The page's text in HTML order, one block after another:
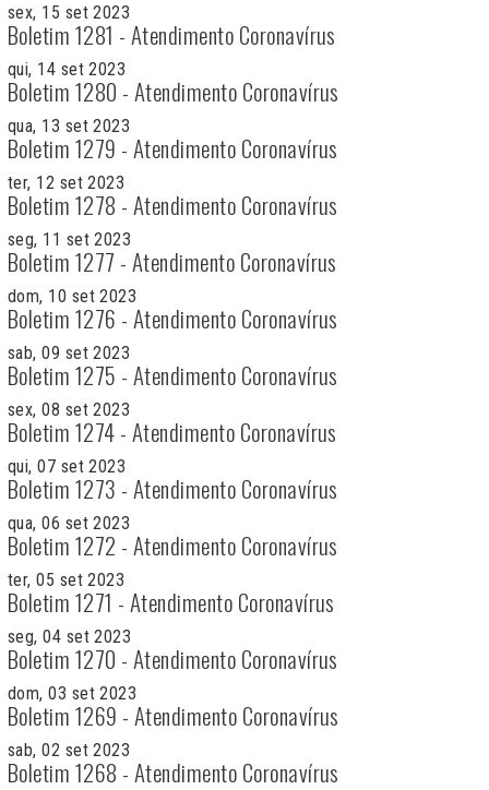
sex, 15 set 2023
Boletim 1281 - Atendimento Coronavírus
qui, 14 set 2023
Boletim 1280 - Atendimento Coronavírus
qua, 13 set 2023
Boletim 1279 - Atendimento Coronavírus
ter, 12 set 2023
Boletim 1278 - Atendimento Coronavírus
seg, 11 set 2023
Boletim 1277 - Atendimento Coronavírus
dom, 10 set 2023
Boletim 1276 - Atendimento Coronavírus
sab, 09 set 2023
Boletim 1275 - Atendimento Coronavírus
sex, 08 set 2023
Boletim 1274 - Atendimento Coronavírus
qui, 07 set 2023
Boletim 1273 - Atendimento Coronavírus
qua, 06 set 2023
Boletim 1272 - Atendimento Coronavírus
ter, 05 set 2023
Boletim 1271 - Atendimento Coronavírus
seg, 04 set 2023
Boletim 1270 - Atendimento Coronavírus
dom, 03 set 2023
Boletim 1269 - Atendimento Coronavírus
sab, 02 set 2023
Boletim 1268 - Atendimento Coronavírus